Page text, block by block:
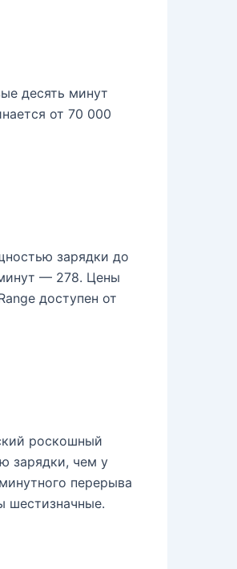
десять минут
от 70 000
зарядки до
— 278. Цены
доступен от
роскошный
зарядки, чем у
перерыва
шестизначные.